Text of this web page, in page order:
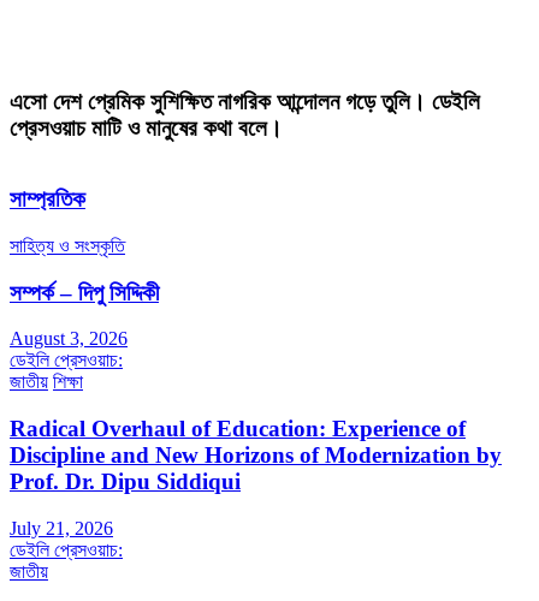
এসো দেশ প্রেমিক সুশিক্ষিত নাগরিক আন্দোলন গড়ে তুলি। ডেইলি
প্রেসওয়াচ মাটি ও মানুষের কথা বলে।
সাম্প্রতিক
সাহিত্য ও সংস্কৃতি
সম্পর্ক – দিপু সিদ্দিকী
August 3, 2026
ডেইলি প্রেসওয়াচ:
জাতীয় শিক্ষা
Radical Overhaul of Education: Experience of
Discipline and New Horizons of Modernization by
Prof. Dr. Dipu Siddiqui
July 21, 2026
ডেইলি প্রেসওয়াচ:
জাতীয়